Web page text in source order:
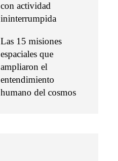
con actividad
ininterrumpida
Las 15 misiones
espaciales que
ampliaron el
entendimiento
humano del cosmos